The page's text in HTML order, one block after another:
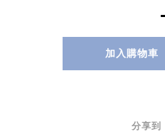
加入購物車
分享到